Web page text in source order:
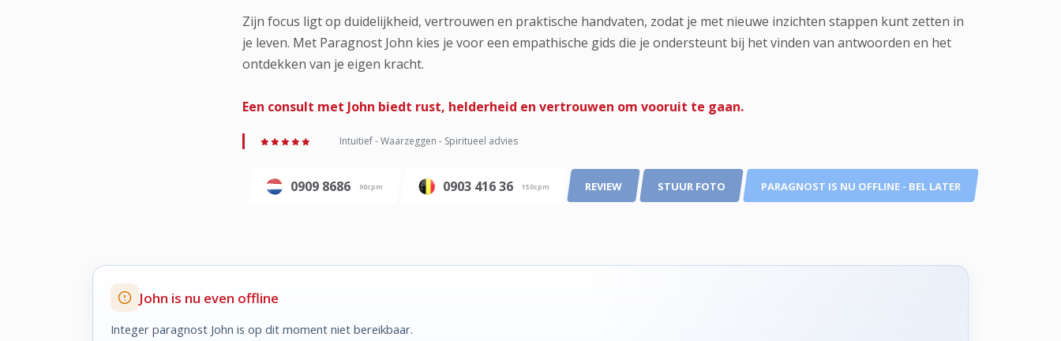
Zijn focus ligt op duidelijkheid, vertrouwen en praktische handvaten, zodat je met nieuwe inzichten stappen kunt zetten in
je leven. Met Paragnost John kies je voor een empathische gids die je ondersteunt bij het vinden van antwoorden en het
ontdekken van je eigen kracht.
Een consult met John biedt rust, helderheid en vertrouwen om vooruit te gaan.
Intuitief - Waarzeggen - Spiritueel advies
0909 8686 90cpm 0903 416 36 150cpm REVIEW STUUR FOTO PARAGNOST IS NU OFFLINE - BEL LATER
John is nu even offline
Integer paragnost John is op dit moment niet bereikbaar.